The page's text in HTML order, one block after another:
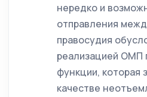
нередко и
отправления
правосудия
реализацией ОМП
функции, которая
качестве